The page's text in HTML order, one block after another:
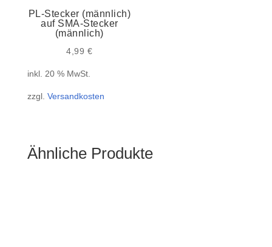
PL-Stecker (männlich)
auf SMA-Stecker
(männlich)
4,99 €
inkl. 20 % MwSt.
zzgl. Versandkosten
Ähnliche Produkte